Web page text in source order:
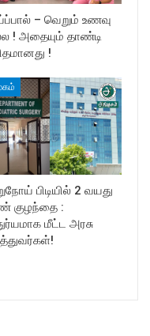
– வெறும் உணவு
! அதையும் தாண்டி
!
பிடியில் 2 வயது
குழந்தை :
மீட்ட அரசு